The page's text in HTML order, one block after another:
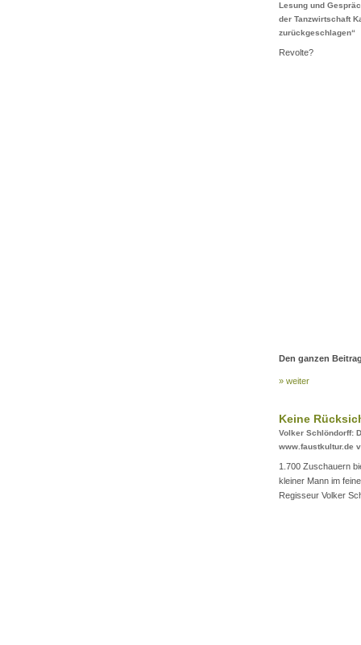
Lesung und
der Tanzwirtschaft
zurückgeschlagen“
Revolte?
Den ganzen
» weiter
Keine
Volker Schlöndorff:
www.faustkultur.de
1.700 Zuschauern
kleiner Mann im
Regisseur Volker